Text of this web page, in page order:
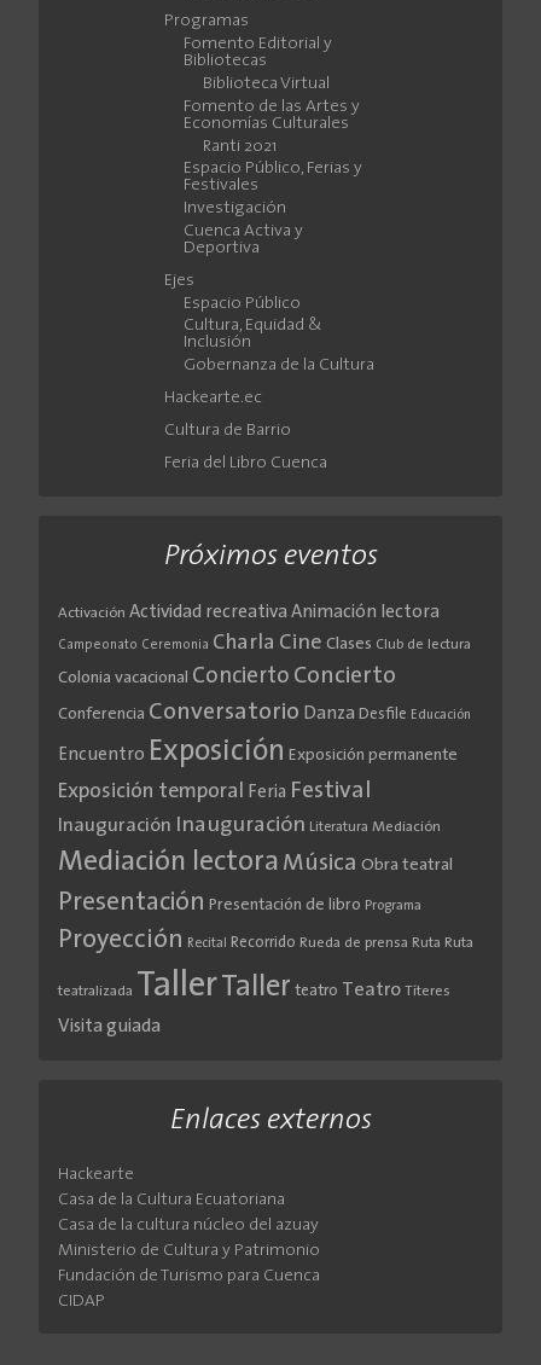
Programas
Fomento Editorial y
Bibliotecas
Biblioteca Virtual
Fomento de las Artes y
Economías Culturales
Ranti 2021
Espacio Público, Ferias y
Festivales
Investigación
Cuenca Activa y
Deportiva
Ejes
Espacio Público
Cultura, Equidad &
Inclusión
Gobernanza de la Cultura
Hackearte.ec
Cultura de Barrio
Feria del Libro Cuenca
Próximos eventos
Activación Actividad recreativa Animación lectora
Campeonato Ceremonia Charla Cine Clases Club de lectura
Colonia vacacional Concierto Concierto
Conferencia Conversatorio Danza Desfile Educación
Encuentro Exposición Exposición permanente
Exposición temporal Feria Festival
Inauguración Inauguración Literatura Mediación
Mediación lectora Música Obra teatral
Presentación Presentación de libro Programa
Proyección Recital Recorrido Rueda de prensa Ruta Ruta
teatralizada Taller Taller teatro Teatro Títeres
Visita guiada
Enlaces externos
Hackearte
Casa de la Cultura Ecuatoriana
Casa de la cultura núcleo del azuay
Ministerio de Cultura y Patrimonio
Fundación de Turismo para Cuenca
CIDAP